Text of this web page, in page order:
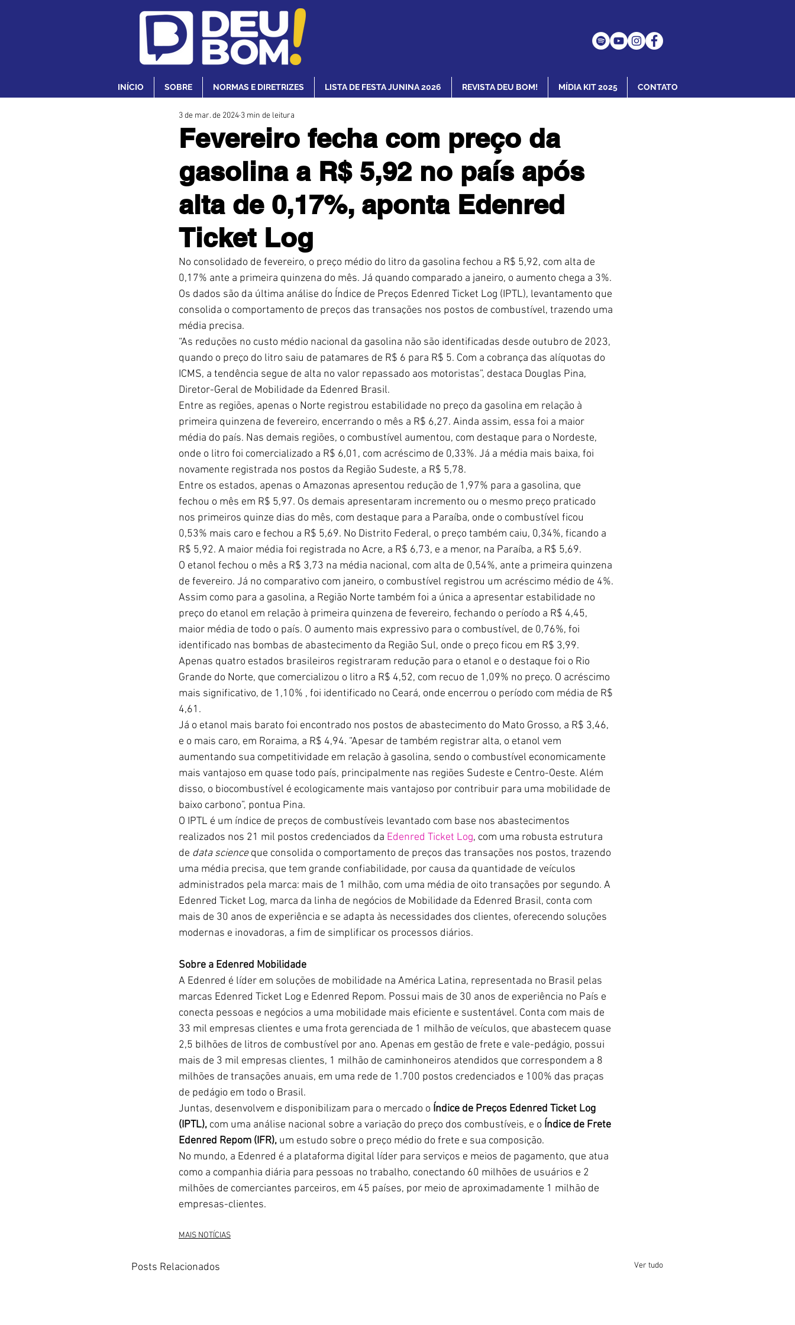
INÍCIO SOBRE NORMAS E DIRETRIZES LISTA DE FESTA JUNINA 2026 REVISTA DEU BOM! MÍDIA KIT 2025 CONTATO
Fevereiro fecha com preço da
gasolina a R$ 5,92 no país após
alta de 0,17%, aponta Edenred
Ticket Log
3 de mar. de 2024 3 min de leitura
No consolidado de fevereiro, o preço médio do litro da gasolina fechou a R$ 5,92, com alta de
0,17% ante a primeira quinzena do mês. Já quando comparado a janeiro, o aumento chega a 3%.
Os dados são da última análise do Índice de Preços Edenred Ticket Log (IPTL), levantamento que
consolida o comportamento de preços das transações nos postos de combustível, trazendo uma
média precisa.
“As reduções no custo médio nacional da gasolina não são identificadas desde outubro de 2023,
quando o preço do litro saiu de patamares de R$ 6 para R$ 5. Com a cobrança das alíquotas do
ICMS, a tendência segue de alta no valor repassado aos motoristas”, destaca Douglas Pina,
Diretor-Geral de Mobilidade da Edenred Brasil.
Entre as regiões, apenas o Norte registrou estabilidade no preço da gasolina em relação à
primeira quinzena de fevereiro, encerrando o mês a R$ 6,27. Ainda assim, essa foi a maior
média do país. Nas demais regiões, o combustível aumentou, com destaque para o Nordeste,
onde o litro foi comercializado a R$ 6,01, com acréscimo de 0,33%. Já a média mais baixa, foi
novamente registrada nos postos da Região Sudeste, a R$ 5,78.
Entre os estados, apenas o Amazonas apresentou redução de 1,97% para a gasolina, que
fechou o mês em R$ 5,97. Os demais apresentaram incremento ou o mesmo preço praticado
nos primeiros quinze dias do mês, com destaque para a Paraíba, onde o combustível ficou
0,53% mais caro e fechou a R$ 5,69. No Distrito Federal, o preço também caiu, 0,34%, ficando a
R$ 5,92. A maior média foi registrada no Acre, a R$ 6,73, e a menor, na Paraíba, a R$ 5,69.
O etanol fechou o mês a R$ 3,73 na média nacional, com alta de 0,54%, ante a primeira quinzena
de fevereiro. Já no comparativo com janeiro, o combustível registrou um acréscimo médio de 4%.
Assim como para a gasolina, a Região Norte também foi a única a apresentar estabilidade no
preço do etanol em relação à primeira quinzena de fevereiro, fechando o período a R$ 4,45,
maior média de todo o país. O aumento mais expressivo para o combustível, de 0,76%, foi
identificado nas bombas de abastecimento da Região Sul, onde o preço ficou em R$ 3,99.
Apenas quatro estados brasileiros registraram redução para o etanol e o destaque foi o Rio
Grande do Norte, que comercializou o litro a R$ 4,52, com recuo de 1,09% no preço. O acréscimo
mais significativo, de 1,10% , foi identificado no Ceará, onde encerrou o período com média de R$
4,61.
Já o etanol mais barato foi encontrado nos postos de abastecimento do Mato Grosso, a R$ 3,46,
e o mais caro, em Roraima, a R$ 4,94. “Apesar de também registrar alta, o etanol vem
aumentando sua competitividade em relação à gasolina, sendo o combustível economicamente
mais vantajoso em quase todo país, principalmente nas regiões Sudeste e Centro-Oeste. Além
disso, o biocombustível é ecologicamente mais vantajoso por contribuir para uma mobilidade de
baixo carbono”, pontua Pina.
O IPTL é um índice de preços de combustíveis levantado com base nos abastecimentos
realizados nos 21 mil postos credenciados da Edenred Ticket Log, com uma robusta estrutura
de data science que consolida o comportamento de preços das transações nos postos, trazendo
uma média precisa, que tem grande confiabilidade, por causa da quantidade de veículos
administrados pela marca: mais de 1 milhão, com uma média de oito transações por segundo. A
Edenred Ticket Log, marca da linha de negócios de Mobilidade da Edenred Brasil, conta com
mais de 30 anos de experiência e se adapta às necessidades dos clientes, oferecendo soluções
modernas e inovadoras, a fim de simplificar os processos diários.
Sobre a Edenred Mobilidade
A Edenred é líder em soluções de mobilidade na América Latina, representada no Brasil pelas
marcas Edenred Ticket Log e Edenred Repom. Possui mais de 30 anos de experiência no País e
conecta pessoas e negócios a uma mobilidade mais eficiente e sustentável. Conta com mais de
33 mil empresas clientes e uma frota gerenciada de 1 milhão de veículos, que abastecem quase
2,5 bilhões de litros de combustível por ano. Apenas em gestão de frete e vale-pedágio, possui
mais de 3 mil empresas clientes, 1 milhão de caminhoneiros atendidos que correspondem a 8
milhões de transações anuais, em uma rede de 1.700 postos credenciados e 100% das praças
de pedágio em todo o Brasil.
Juntas, desenvolvem e disponibilizam para o mercado o Índice de Preços Edenred Ticket Log
(IPTL), com uma análise nacional sobre a variação do preço dos combustíveis, e o Índice de Frete
Edenred Repom (IFR), um estudo sobre o preço médio do frete e sua composição.
No mundo, a Edenred é a plataforma digital líder para serviços e meios de pagamento, que atua
como a companhia diária para pessoas no trabalho, conectando 60 milhões de usuários e 2
milhões de comerciantes parceiros, em 45 países, por meio de aproximadamente 1 milhão de
empresas-clientes.
MAIS NOTÍCIAS
Posts Relacionados Ver tudo